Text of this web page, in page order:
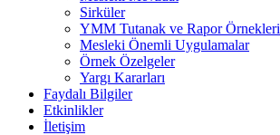
Sirküler
YMM Tutanak ve Rapor Örnekleri
Mesleki Önemli Uygulamalar
Örnek Özelgeler
Yargı Kararları
Faydalı Bilgiler
Etkinlikler
İletişim